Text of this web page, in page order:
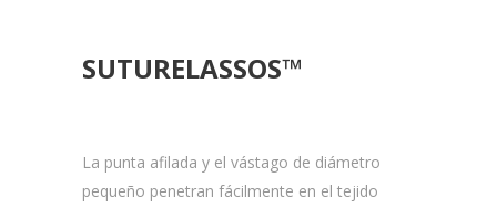
SUTURELASSOS™
La punta afilada y el vástago de diámetro
pequeño penetran fácilmente en el tejido